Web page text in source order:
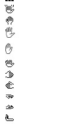
👋
🤚
🖐️
✋
🖖
🫱
🫲
🫳
🫴
🫷